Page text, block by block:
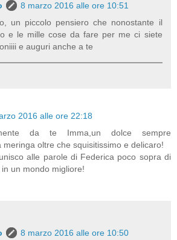
8 marzo 2016 alle ore 10:51
un piccolo pensiero che nonostante il
e le mille cose da fare per me ci siete
e auguri anche a te
2016 alle ore 22:18
da te Imma,un dolce sempre
meringa oltre che squisitissimo e delicaro!
alle parole di Federica poco sopra di
un mondo migliore!
8 marzo 2016 alle ore 10:50